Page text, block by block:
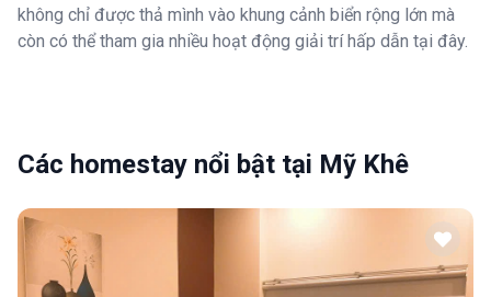
không chỉ được thả mình vào khung cảnh biển rộng lớn mà
còn có thể tham gia nhiều hoạt động giải trí hấp dẫn tại đây.
Các homestay nổi bật tại Mỹ Khê